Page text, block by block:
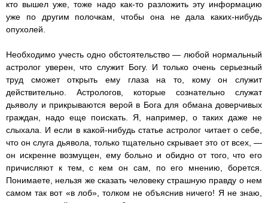
кто вышел уже, тоже надо как-то разложить эту информацию
уже по другим полочкам, чтобы она не дала каких-нибудь
опухолей.
Необходимо учесть одно обстоятельство — любой нормальный
астролог уверен, что служит Богу. И только очень серьезный
труд сможет открыть ему глаза на то, кому он служит
действительно. Астрологов, которые сознательно служат
дьяволу и прикрываются верой в Бога для обмана доверчивых
граждан, надо еще поискать. Я, например, о таких даже не
слыхала. И если в какой-нибудь статье астролог читает о себе,
что он слуга дьявола, только тщательно скрывает это от всех, —
он искренне возмущен, ему больно и обидно от того, что его
причисляют к тем, с кем он сам, по его мнению, борется.
Понимаете, нельзя же сказать человеку страшную правду о нем
самом так вот «в лоб», толком не объяснив ничего! Я не знаю,